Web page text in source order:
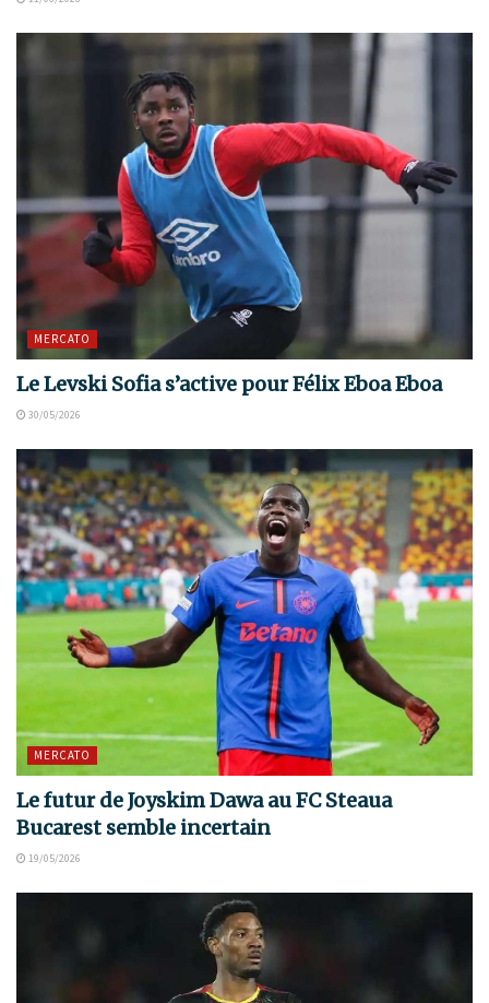
MERCATO
Le Levski Sofia s’active pour Félix Eboa Eboa
30/05/2026
MERCATO
Le futur de Joyskim Dawa au FC Steaua
Bucarest semble incertain
19/05/2026